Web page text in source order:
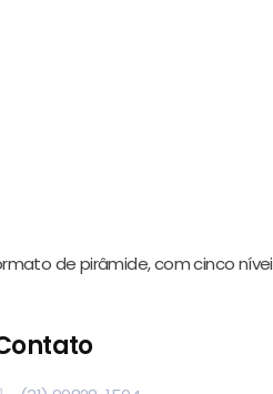
de pirâmide, com cinco